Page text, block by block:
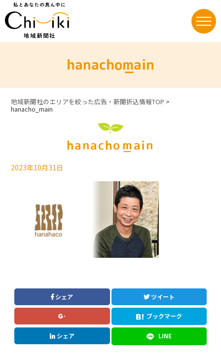
hanacho_main
地域新聞社のエリアを絞った広告・新聞折込情報TOP >
hanacho_main
hanacho_main
2023年10月31日
シェア ツイート
ブックマーク
シェア LINE